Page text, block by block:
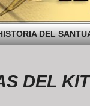
DEL
KIT DE